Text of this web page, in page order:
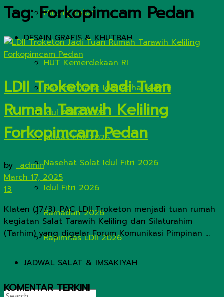
Hitung Zakat
DESAIN GRAFIS & KHUTBAH
HUT Kemerdekaan RI
Nasehat Salat Idul Adha 1447 H
Idul Adha 2026
Munas LDII 2026
Nasehat Solat Idul Fitri 2026
Idul Fitri 2026
Ramadan 2026
Rapimnas LDII 2026
JADWAL SALAT & IMSAKIYAH
Tag:Forkopimcam Pedan
LDII Troketon Jadi Tuan
Rumah Tarawih Keliling
Forkopimcam Pedan
by _admin
March 17, 2025
13
Klaten (17/3). PAC LDII Troketon menjadi tuan rumah
kegiatan Salat Tarawih Keliling dan Silaturahim
(Tarhim) yang digelar Forum Komunikasi Pimpinan ...
KOMENTAR TERKINI